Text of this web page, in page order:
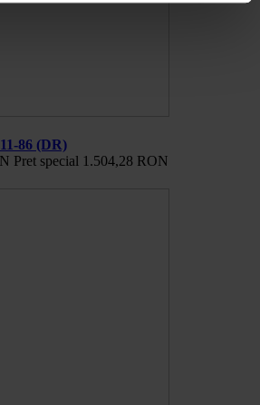
86 (DR)
Pret special 1.504,28 RON